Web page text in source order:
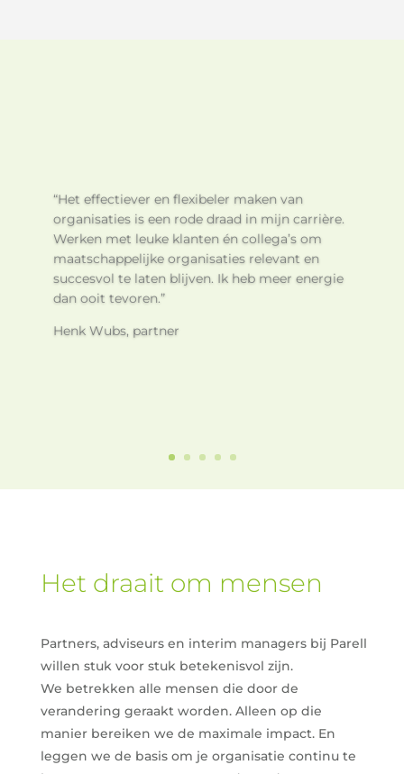
“Het effectiever en flexibeler maken van
organisaties is een rode draad in mijn carrière.
Werken met leuke klanten én collega’s om
maatschappelijke organisaties relevant en
succesvol te laten blijven. Ik heb meer energie
dan ooit tevoren.”
Henk Wubs, partner
Het draait om mensen
Partners, adviseurs en interim managers bij Parell
willen stuk voor stuk betekenisvol zijn.
We betrekken alle mensen die door de
verandering geraakt worden. Alleen op die
manier bereiken we de maximale impact. En
leggen we de basis om je organisatie continu te